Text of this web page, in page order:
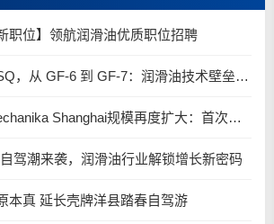
职位】领航润滑油优质职位招聘
2、从 API SP 到 SQ，从 GF-6 到 GF-7：润滑油技术壁垒再升高，你准备好了吗？
3、2025年Automechanika Shanghai规模再度扩大：首次启用国家会展中心（上海）全部15个展馆
驾潮来袭，润滑油行业解锁增长新密码​
本真 延长壳牌洋县踏春自驾游